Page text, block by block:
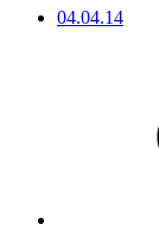
04.04.14